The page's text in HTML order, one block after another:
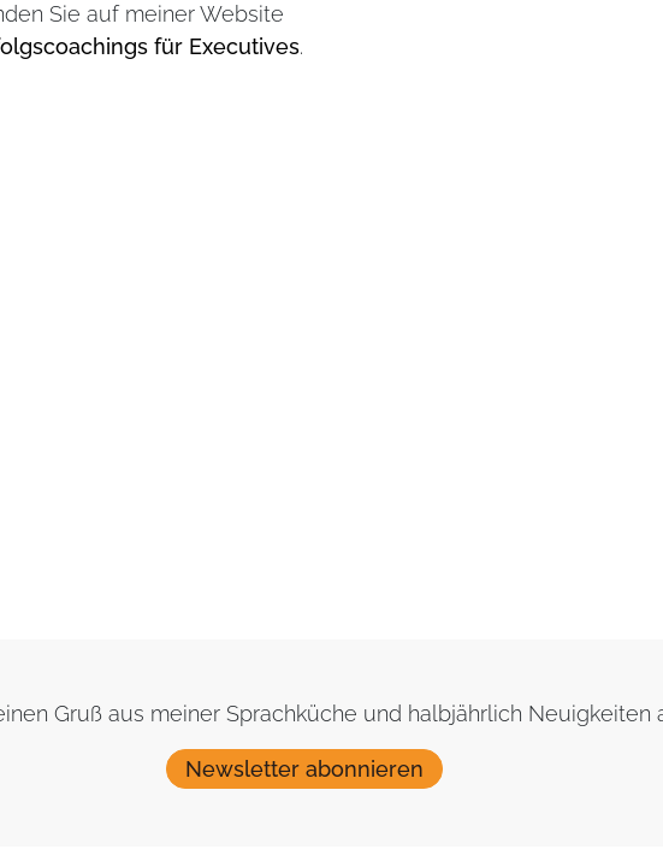
Sie auf meiner Website
für Executives.
Gruß aus meiner Sprachküche und halbjährlich Neuigkeiten
Newsletter abonnieren